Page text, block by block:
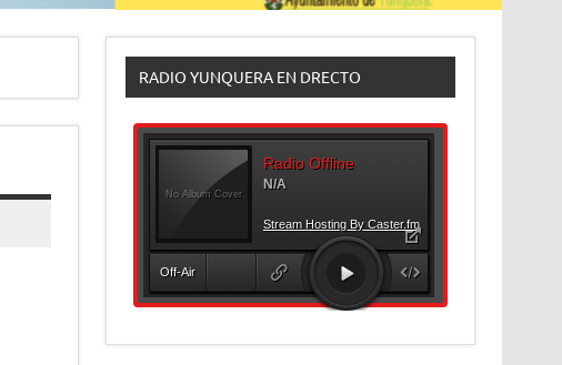
RADIO YUNQUERA EN DRECTO